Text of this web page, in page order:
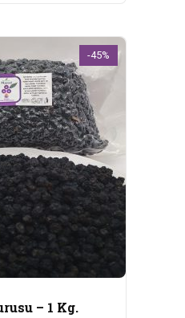
-45%
– 1 Kg.